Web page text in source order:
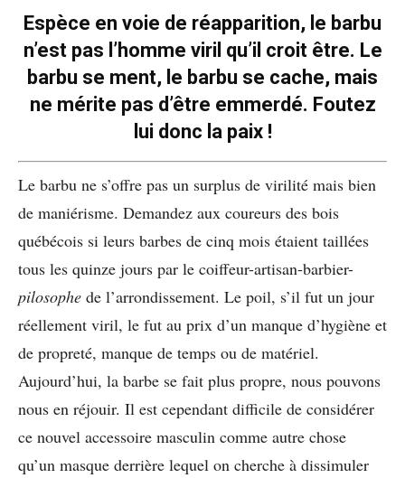
Espèce en voie de réapparition, le barbu
n’est pas l’homme viril qu’il croit être. Le
barbu se ment, le barbu se cache, mais
ne mérite pas d’être emmerdé. Foutez
lui donc la paix !
Le barbu ne s’offre pas un surplus de virilité mais bien
de maniérisme. Demandez aux coureurs des bois
québécois si leurs barbes de cinq mois étaient taillées
tous les quinze jours par le coiffeur-artisan-barbier-
pilosophe de l’arrondissement. Le poil, s’il fut un jour
réellement viril, le fut au prix d’un manque d’hygiène et
de propreté, manque de temps ou de matériel.
Aujourd’hui, la barbe se fait plus propre, nous pouvons
nous en réjouir. Il est cependant difficile de considérer
ce nouvel accessoire masculin comme autre chose
qu’un masque derrière lequel on cherche à dissimuler